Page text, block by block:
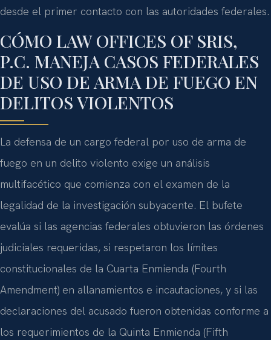
desde el primer contacto con las autoridades federales.
CÓMO LAW OFFICES OF SRIS,
P.C. MANEJA CASOS FEDERALES
DE USO DE ARMA DE FUEGO EN
DELITOS VIOLENTOS
La defensa de un cargo federal por uso de arma de
fuego en un delito violento exige un análisis
multifacético que comienza con el examen de la
legalidad de la investigación subyacente. El bufete
evalúa si las agencias federales obtuvieron las órdenes
judiciales requeridas, si respetaron los límites
constitucionales de la Cuarta Enmienda (Fourth
Amendment) en allanamientos e incautaciones, y si las
declaraciones del acusado fueron obtenidas conforme a
los requerimientos de la Quinta Enmienda (Fifth